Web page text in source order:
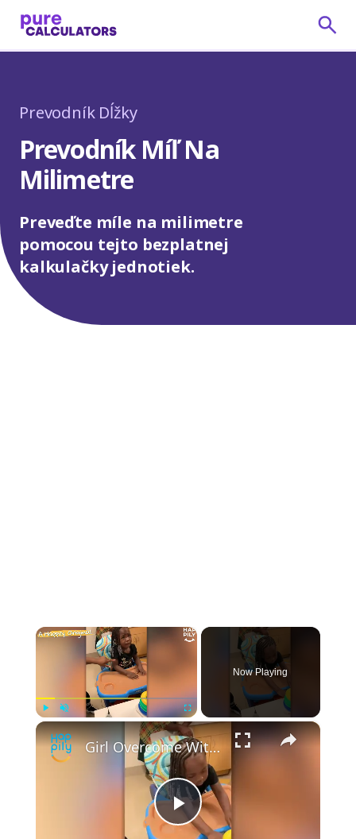
Prevodník Dĺžky
Prevodník Míľ Na
Milimetre
Preveďte míle na milimetre
pomocou tejto bezplatnej
kalkulačky jednotiek.
×
Fullscreen
Now Playing
×
P
Girl Overcome With Emotion Hearing Parents' Voices For First Time | Happily TV